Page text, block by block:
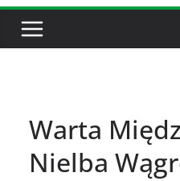
Warta
Nielba